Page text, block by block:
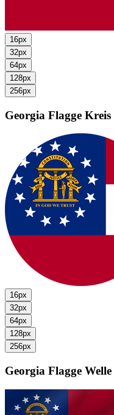
16px
32px
64px
128px
256px
Georgia Flagge Kreis
16px
32px
64px
128px
256px
Georgia Flagge Welle